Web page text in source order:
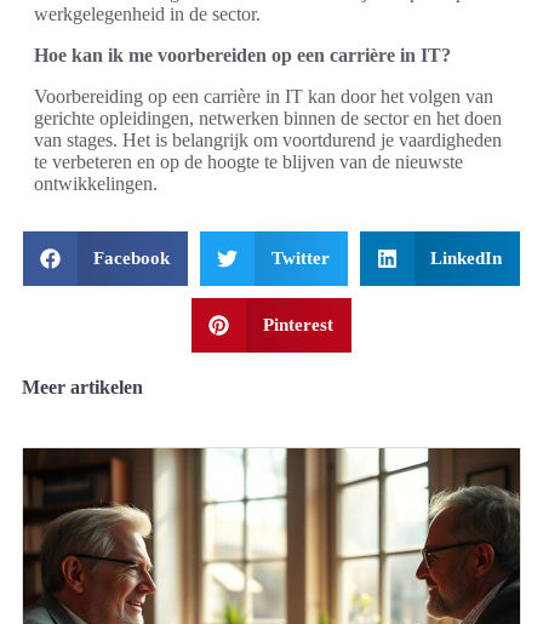
werkgelegenheid in de sector.
Hoe kan ik me voorbereiden op een carrière in IT?
Voorbereiding op een carrière in IT kan door het volgen van
gerichte opleidingen, netwerken binnen de sector en het doen
van stages. Het is belangrijk om voortdurend je vaardigheden
te verbeteren en op de hoogte te blijven van de nieuwste
ontwikkelingen.
Facebook Twitter LinkedIn
Pinterest
Meer artikelen